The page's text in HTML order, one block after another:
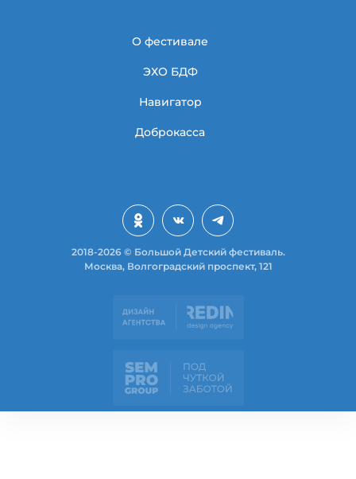
О фестивале
ЭХО БДФ
Навигатор
Доброкасса
2018-2026 © Большой Детский фестиваль.
Москва, Волгоградский проспект, 121